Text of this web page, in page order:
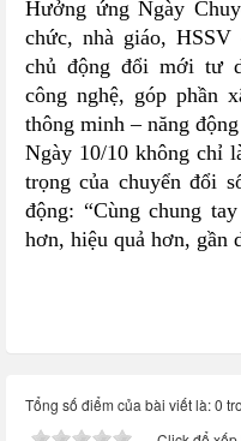
Hưởng ứng Ngày
chức, nhà giáo,
chủ động đổi mới tư
công nghệ, góp phần
thông minh – năng
Ngày 10/10 không chỉ
trọng của chuyển đổi
động: “Cùng chung
hơn, hiệu quả hơn, gần
Tổng số điểm của bài viết là: 0